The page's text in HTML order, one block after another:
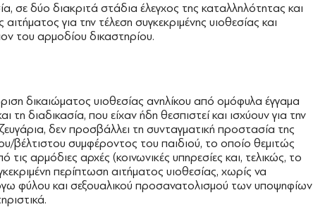
σε δύο διακριτά στάδια έλεγχος της καταλληλότητας και
για την τέλεση συγκεκριμένης υιοθεσίας και
του αρμοδίου δικαστηρίου.
δικαιώματος υιοθεσίας ανηλίκου από ομόφυλα έγγαμα
τη διαδικασία, που είχαν ήδη θεσπιστεί και ισχύουν για την
δεν προσβάλλει τη συνταγματική προστασία της
βέλτιστου συμφέροντος του παιδιού, το οποίο θεμιτώς
τις αρμόδιες αρχές (κοινωνικές υπηρεσίες και, τελικώς, το
περίπτωση αιτήματος υιοθεσίας, χωρίς να
φύλου και σεξουαλικού προσανατολισμού των υποψηφίων